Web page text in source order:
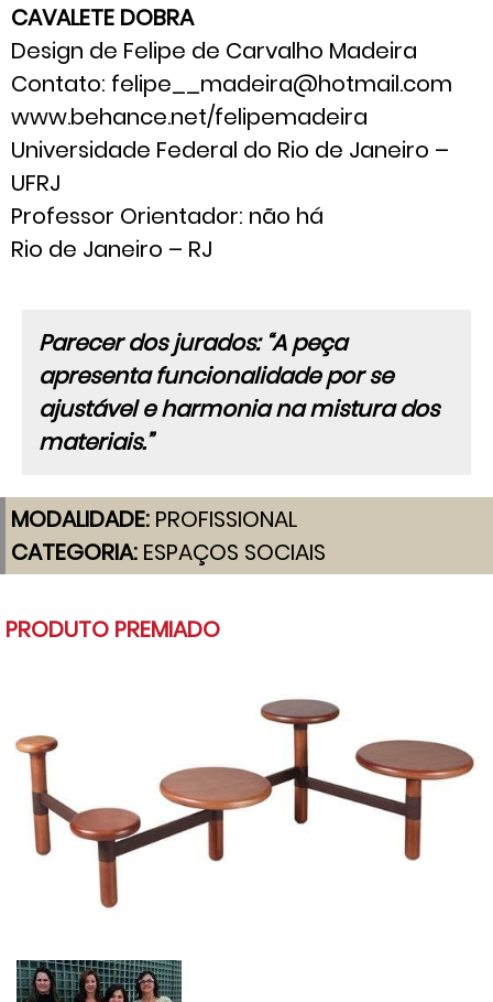
CAVALETE DOBRA
Design de Felipe de Carvalho Madeira
Contato: felipe__madeira@hotmail.com
www.behance.net/felipemadeira
Universidade Federal do Rio de Janeiro –
UFRJ
Professor Orientador: não há
Rio de Janeiro – RJ
Parecer dos jurados: “A peça
apresenta funcionalidade por se
ajustável e harmonia na mistura dos
materiais.”
MODALIDADE: PROFISSIONAL
CATEGORIA: ESPAÇOS SOCIAIS
PRODUTO PREMIADO